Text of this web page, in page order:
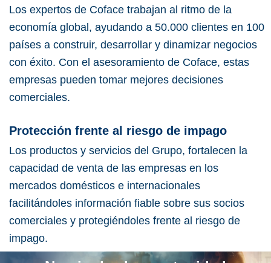
Los expertos de Coface trabajan al ritmo de la
economía global, ayudando a 50.000 clientes en 100
países a construir, desarrollar y dinamizar negocios
con éxito. Con el asesoramiento de Coface, estas
empresas pueden tomar mejores decisiones
comerciales.
Protección frente al riesgo de impago
Los productos y servicios del Grupo, fortalecen la
capacidad de venta de las empresas en los
mercados domésticos e internacionales
facilitándoles información fiable sobre sus socios
comerciales y protegiéndoles frente al riesgo de
impago.